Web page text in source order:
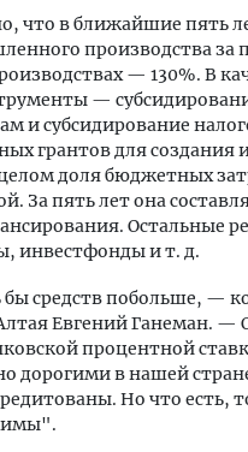
что в ближайшие пять
производства за
— 130%. В
—
и субсидирование
грантов для
доля бюджетных
За пять лет она
Остальные
инвестфонды и т. д.
бы средств побольше, —
Евгений Ганеман. —
процентной
дорогими в нашей
Но что